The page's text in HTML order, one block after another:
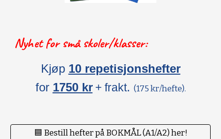
Nyhet for små skoler/klasser:
Kjøp 10 repetisjonshefter
for 1750 kr + frakt. (175 kr/hefte).
🟦 Bestill hefter på BOKMÅL (A1/A2) her!